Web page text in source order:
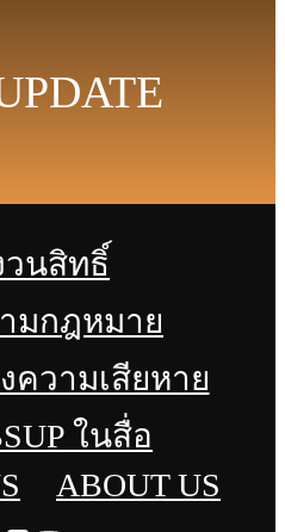
นสิทธิ์
มกฎหมาย
ความเสียหาย
ในสื่อ
ABOUT US